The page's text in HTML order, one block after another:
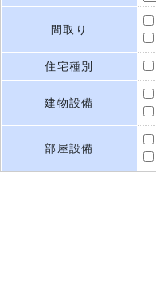
間取り
住宅種別
建物設備
部屋設備